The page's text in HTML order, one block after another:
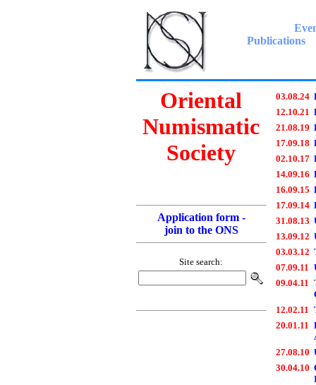
Publications
Oriental
Numismatic
Society
Application form -
join to the ONS
Site search:
03.08.24
12.10.21
21.08.19
17.09.18
02.10.17
14.09.16
16.09.15
17.09.14
31.08.13
13.09.12
03.03.12
07.09.11
09.04.11
12.02.11
20.01.11
27.08.10
30.04.10